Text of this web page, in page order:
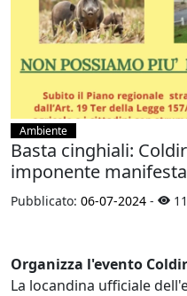
Ambiente
Basta cinghiali:
imponente
Pubblicato: 06-07-2024 -
Organizza l'evento
La locandina ufficiale